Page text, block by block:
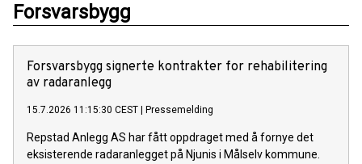
Forsvarsbygg
Forsvarsbygg signerte kontrakter for rehabilitering
av radaranlegg
15.7.2026 11:15:30 CEST Pressemelding
Repstad Anlegg AS har fått oppdraget med å fornye det
eksisterende radaranlegget på Njunis i Målselv kommune.